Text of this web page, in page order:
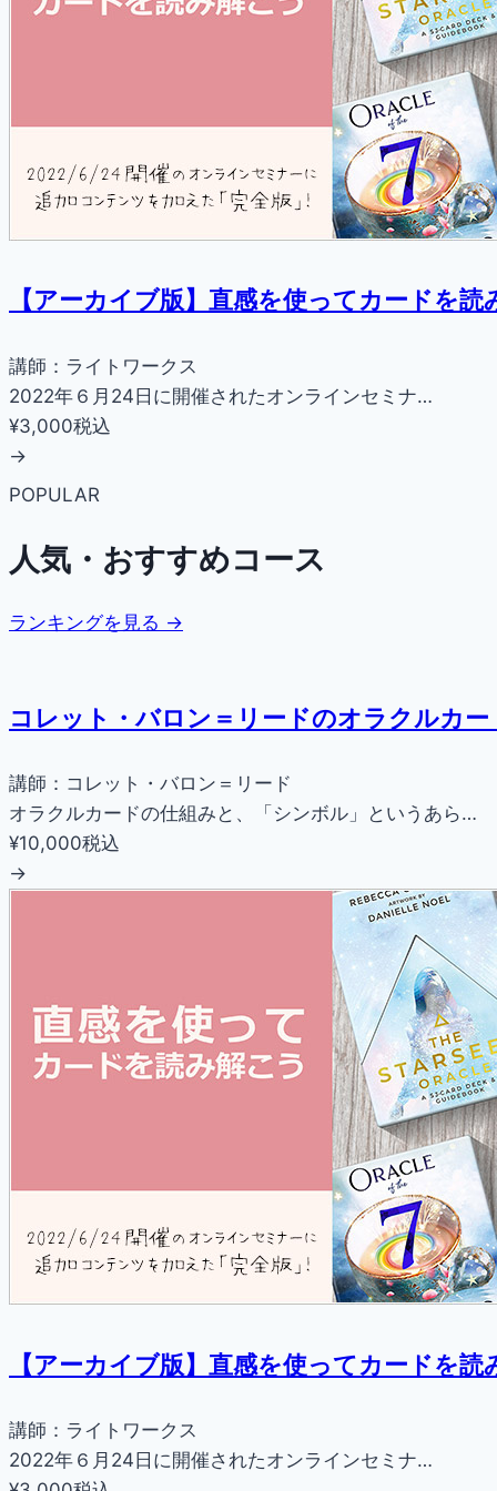
【アーカイブ版】直感を使ってカードを読
講師：ライトワークス
2022年６月24日に開催されたオンラインセミナ…
¥3,000税込
→
POPULAR
人気・おすすめコース
ランキングを見る →
コレット・バロン＝リードのオラクルカー
講師：コレット・バロン＝リード
オラクルカードの仕組みと、「シンボル」というあら…
¥10,000税込
→
【アーカイブ版】直感を使ってカードを読
講師：ライトワークス
2022年６月24日に開催されたオンラインセミナ…